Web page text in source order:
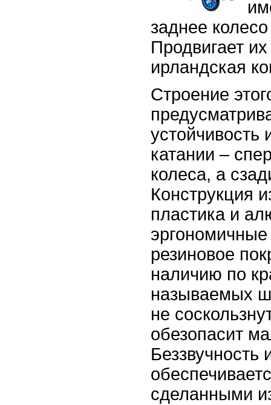
заднее
Продвигает
ирландская
Строение
устойчивость
катании –
колеса, а
Конструкция
пластика и
резиновое
наличию по
называемых
не
обезопасит
Беззвучность
сделанными